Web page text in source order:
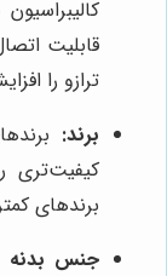
قابلیت
ترازو را
برند:
کیفیت‌تری
برندهای
جنس بدنه